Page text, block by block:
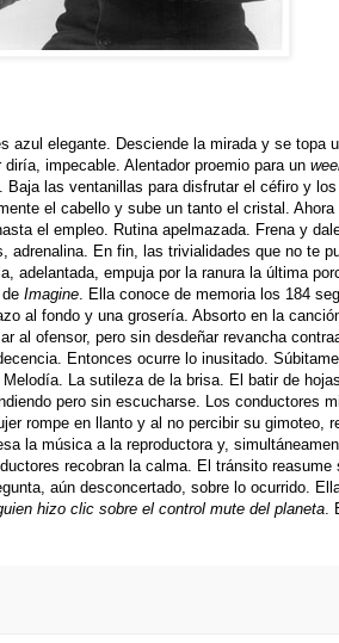
azul elegante. Desciende la mirada y se topa
impecable. Alentador proemio para un
las ventanillas para disfrutar el céfiro y
el cabello y sube un tanto el cristal.
el empleo. Rutina apelmazada. Frena y
adrenalina. En fin, las trivialidades que no te
adelantada, empuja por la ranura la última
Imagine . Ella conoce de memoria los 184
al fondo y una grosería. Absorto en la
al ofensor, pero sin desdeñar revancha
Entonces ocurre lo inusitado.
La sutileza de la brisa. El batir de
pero sin escucharse. Los conductores
rompe en llanto y al no percibir su gimoteo,
la música a la reproductora y,
recobran la calma. El tránsito
aún desconcertado, sobre lo ocurrido.
hizo clic sobre el control mute del planeta